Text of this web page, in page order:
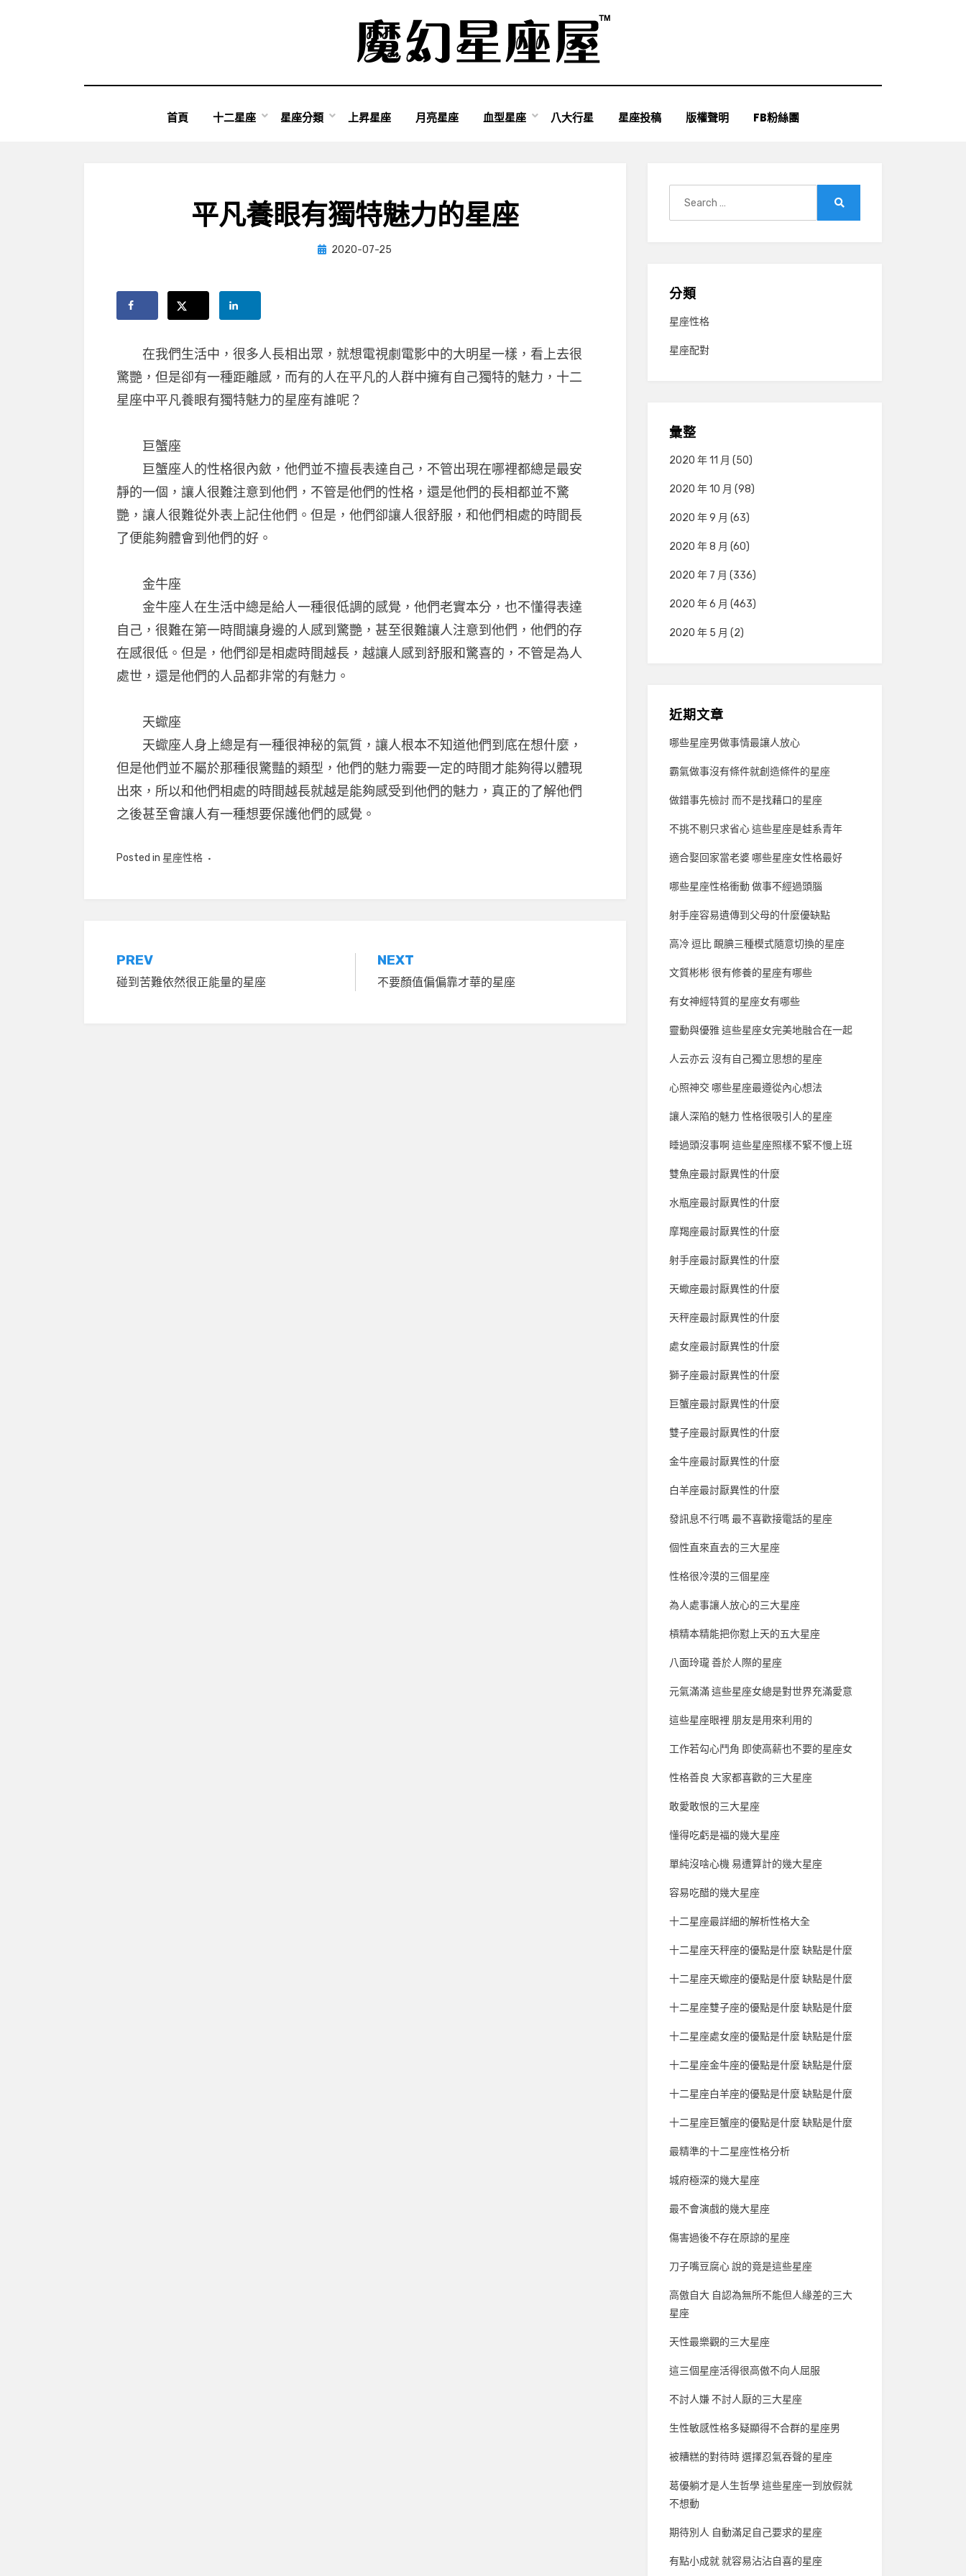
首頁 十二星座 星座分類 上昇星座 月亮星座 血型星座 八大行星 星座投稿 版權聲明 FB粉絲團
平凡養眼有獨特魅力的星座
by小編
Posted
2020-07-25
在我們生活中，很多人長相出眾，就想電視劇電影中的大明星一樣，看上去很
驚艷，但是卻有一種距離感，而有的人在平凡的人群中擁有自己獨特的魅力，十二
星座中平凡養眼有獨特魅力的星座有誰呢？
巨蟹座
巨蟹座人的性格很內斂，他們並不擅長表達自己，不管出現在哪裡都總是最安
靜的一個，讓人很難注意到他們，不管是他們的性格，還是他們的長相都並不驚
艷，讓人很難從外表上記住他們。但是，他們卻讓人很舒服，和他們相處的時間長
了便能夠體會到他們的好。
金牛座
金牛座人在生活中總是給人一種很低調的感覺，他們老實本分，也不懂得表達
自己，很難在第一時間讓身邊的人感到驚艷，甚至很難讓人注意到他們，他們的存
在感很低。但是，他們卻是相處時間越長，越讓人感到舒服和驚喜的，不管是為人
處世，還是他們的人品都非常的有魅力。
天蠍座
天蠍座人身上總是有一種很神秘的氣質，讓人根本不知道他們到底在想什麼，
但是他們並不屬於那種很驚豔的類型，他們的魅力需要一定的時間才能夠得以體現
出來，所以和他們相處的時間越長就越是能夠感受到他們的魅力，真正的了解他們
之後甚至會讓人有一種想要保護他們的感覺。
Posted in 星座性格
文
章
PREV
碰到苦難依然很正能量的星座
NEXT
不要顏值偏偏靠才華的星座
分類
星座性格
星座配對
彙整
2020 年 11 月 (50)
2020 年 10 月 (98)
2020 年 9 月 (63)
2020 年 8 月 (60)
2020 年 7 月 (336)
2020 年 6 月 (463)
2020 年 5 月 (2)
近期文章
哪些星座男做事情最讓人放心
霸氣做事沒有條件就創造條件的星座
做錯事先檢討 而不是找藉口的星座
不挑不剔只求省心 這些星座是蛙系青年
適合娶回家當老婆 哪些星座女性格最好
哪些星座性格衝動 做事不經過頭腦
射手座容易遺傳到父母的什麼優缺點
高冷 逗比 靦腆三種模式隨意切換的星座
文質彬彬 很有修養的星座有哪些
有女神經特質的星座女有哪些
靈動與優雅 這些星座女完美地融合在一起
人云亦云 沒有自己獨立思想的星座
心照神交 哪些星座最遵從內心想法
讓人深陷的魅力 性格很吸引人的星座
睡過頭沒事啊 這些星座照樣不緊不慢上班
雙魚座最討厭異性的什麼
水瓶座最討厭異性的什麼
摩羯座最討厭異性的什麼
射手座最討厭異性的什麼
天蠍座最討厭異性的什麼
天秤座最討厭異性的什麼
處女座最討厭異性的什麼
獅子座最討厭異性的什麼
巨蟹座最討厭異性的什麼
雙子座最討厭異性的什麼
金牛座最討厭異性的什麼
白羊座最討厭異性的什麼
發訊息不行嗎 最不喜歡接電話的星座
個性直來直去的三大星座
性格很冷漠的三個星座
為人處事讓人放心的三大星座
槓精本精能把你懟上天的五大星座
八面玲瓏 善於人際的星座
元氣滿滿 這些星座女總是對世界充滿愛意
這些星座眼裡 朋友是用來利用的
工作若勾心鬥角 即使高薪也不要的星座女
性格善良 大家都喜歡的三大星座
敢愛敢恨的三大星座
懂得吃虧是福的幾大星座
單純沒啥心機 易遭算計的幾大星座
容易吃醋的幾大星座
十二星座最詳細的解析性格大全
十二星座天秤座的優點是什麼 缺點是什麼
十二星座天蠍座的優點是什麼 缺點是什麼
十二星座雙子座的優點是什麼 缺點是什麼
十二星座處女座的優點是什麼 缺點是什麼
十二星座金牛座的優點是什麼 缺點是什麼
十二星座白羊座的優點是什麼 缺點是什麼
十二星座巨蟹座的優點是什麼 缺點是什麼
最精準的十二星座性格分析
城府極深的幾大星座
最不會演戲的幾大星座
傷害過後不存在原諒的星座
刀子嘴豆腐心 說的竟是這些星座
高傲自大 自認為無所不能但人緣差的三大
星座
天性最樂觀的三大星座
這三個星座活得很高傲不向人屈服
不討人嫌 不討人厭的三大星座
生性敏感性格多疑顯得不合群的星座男
被糟糕的對待時 選擇忍氣吞聲的星座
葛優躺才是人生哲學 這些星座一到放假就
不想動
期待別人 自動滿足自己要求的星座
有點小成就 就容易沾沾自喜的星座